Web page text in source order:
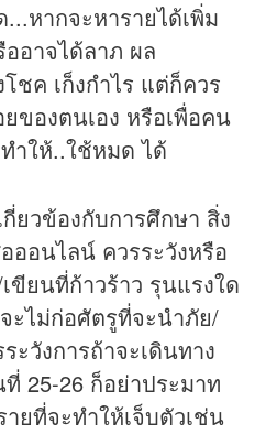
หากจะหารายได้เพิ่ม
อาจได้ลาภ ผล
ชค เก็งกำไร แต่ก็ควร
ของตนเอง หรือเพื่อคน
ำให้..ใช้หมด ได้
ยวข้องกับการศึกษา สิ่ง
อนไลน์ ควรระวังหรือ
ขียนที่ก้าวร้าว รุนแรงใด
ะไม่ก่อศัตรูที่จะนำภัย/
ะวังการถ้าจะเดินทาง
25-26 ก็อย่าประมาท
ยที่จะทำให้เจ็บตัวเช่น